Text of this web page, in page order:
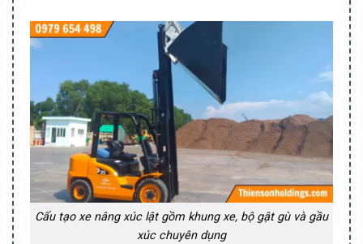
Cấu tạo xe nâng xúc lật gồm khung xe, bộ gật gù và gầu
xúc chuyên dụng